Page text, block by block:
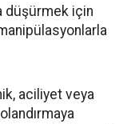
düşürmek için
aciliyet veya